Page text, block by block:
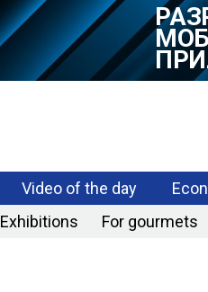
Video of the day
Exhibitions For gourmets